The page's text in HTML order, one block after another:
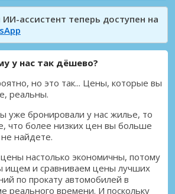
ассистент теперь доступен на
у нас так дёшево?
но это так... Цены, которые вы
реальны.
уже бронировали у нас жилье, то
что более низких цен вы больше
найдете.
настолько экономичны, потому
ищем и сравниваем цены лучших
по прокату автомобилей в
реального времени. И поскольку